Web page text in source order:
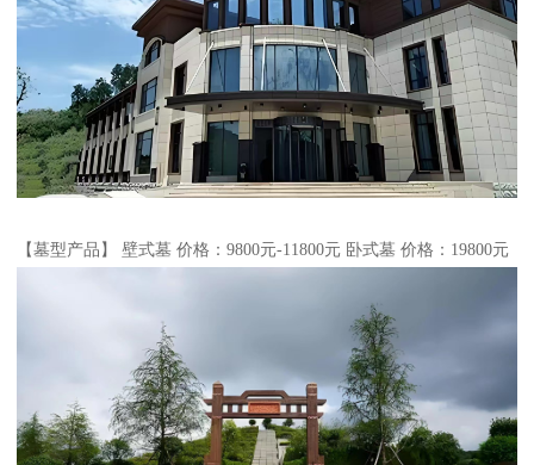
【墓型产品】 壁式墓 价格：9800元-11800元 卧式墓 价格：19800元